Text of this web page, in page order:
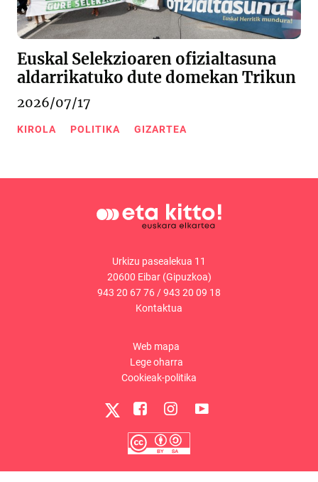
Euskal Selekzioaren ofizialtasuna
aldarrikatuko dute domekan Trikun
2026/07/17
KIROLA POLITIKA GIZARTEA
Urkizu pasealekua 11
20600 Eibar (Gipuzkoa)
943 20 67 76/943 20 09 18
Kontaktua
Web mapa
Lege oharra
Cookieak-politika